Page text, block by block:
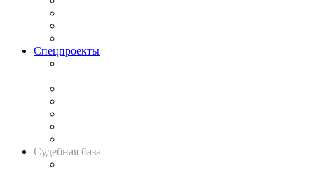
Спецпроекты
Судебная база